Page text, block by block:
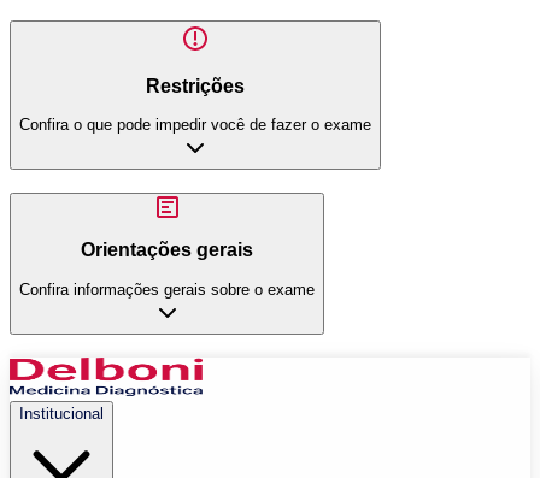
Restrições
Confira o que pode impedir você de fazer o exame
Orientações gerais
Confira informações gerais sobre o exame
Institucional